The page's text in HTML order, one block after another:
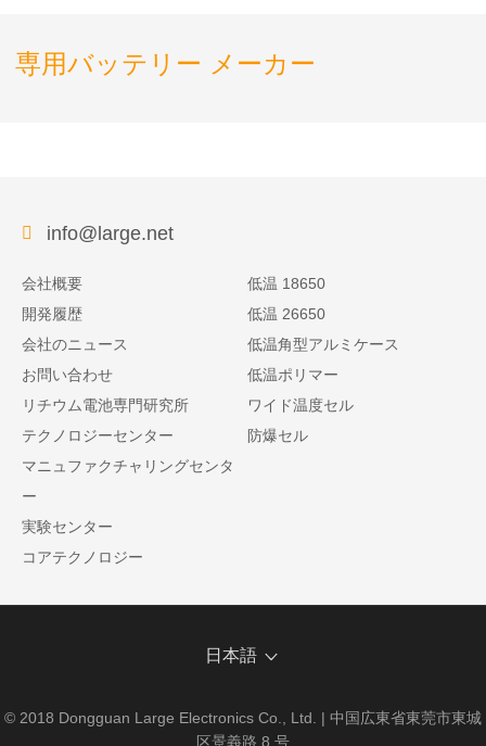
専用バッテリー メーカー
info@large.net
会社概要
開発履歴
会社のニュース
お問い合わせ
リチウム電池専門研究所
テクノロジーセンター
マニュファクチャリングセンタ
ー
実験センター
コアテクノロジー
低温 18650
低温 26650
低温角型アルミケース
低温ポリマー
ワイド温度セル
防爆セル
日本語
© 2018 Dongguan Large Electronics Co., Ltd. | 中国広東省東莞市東城
区景義路 8 号